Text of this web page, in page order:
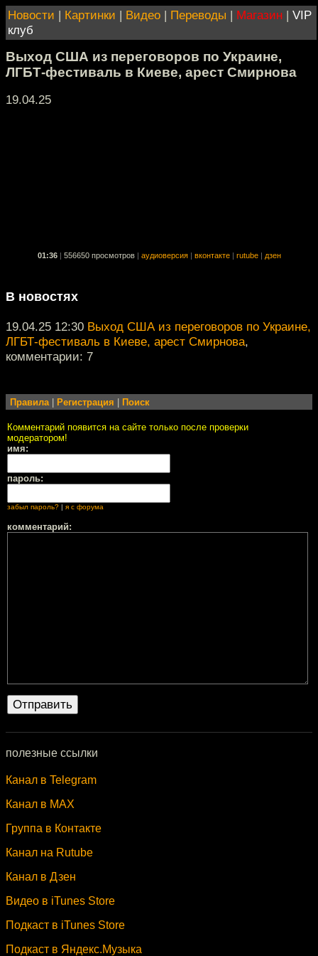
Новости | Картинки | Видео | Переводы | Магазин | VIP
клуб
Выход США из переговоров по Украине,
ЛГБТ-фестиваль в Киеве, арест Смирнова
19.04.25
01:36 556650 просмотров аудиоверсия вконтакте rutube дзен
В новостях
19.04.25 12:30 Выход США из переговоров по Украине,
ЛГБТ-фестиваль в Киеве, арест Смирнова,
комментарии: 7
Правила| Регистрация Поиск
Комментарий появится на сайте только после проверки
модератором!
имя:
пароль:
забыл пароль? я с форума
комментарий:
полезные ссылки
Канал в Telegram
Канал в MAX
Группа в Контакте
Канал на Rutube
Канал в Дзен
Видео в iTunes Store
Подкаст в iTunes Store
Подкаст в Яндекс.Музыка